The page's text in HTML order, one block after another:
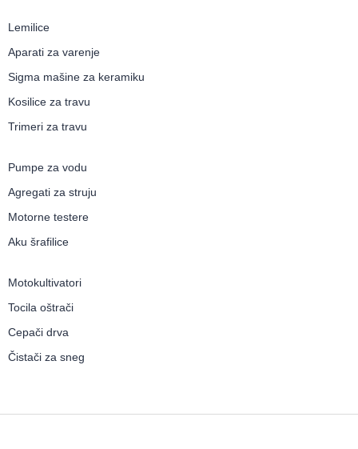
Lemilice
Aparati za varenje
Sigma mašine za keramiku
Kosilice za travu
Trimeri za travu
Pumpe za vodu
Agregati za struju
Motorne testere
Aku šrafilice
Motokultivatori
Tocila oštrači
Cepači drva
Čistači za sneg